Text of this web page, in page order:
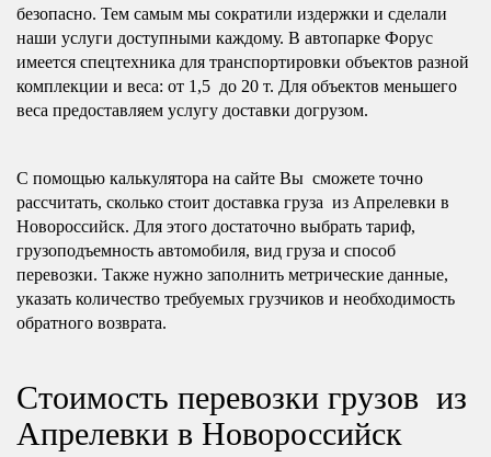
безопасно. Тем самым мы сократили издержки и сделали
наши услуги доступными каждому. В автопарке Форус
имеется спецтехника для транспортировки объектов разной
комплекции и веса: от 1,5 до 20 т. Для объектов меньшего
веса предоставляем услугу доставки догрузом.
С помощью калькулятора на сайте Вы сможете точно
рассчитать, сколько стоит доставка груза из Апрелевки в
Новороссийск. Для этого достаточно выбрать тариф,
грузоподъемность автомобиля, вид груза и способ
перевозки. Также нужно заполнить метрические данные,
указать количество требуемых грузчиков и необходимость
обратного возврата.
Стоимость перевозки грузов из
Апрелевки в Новороссийск